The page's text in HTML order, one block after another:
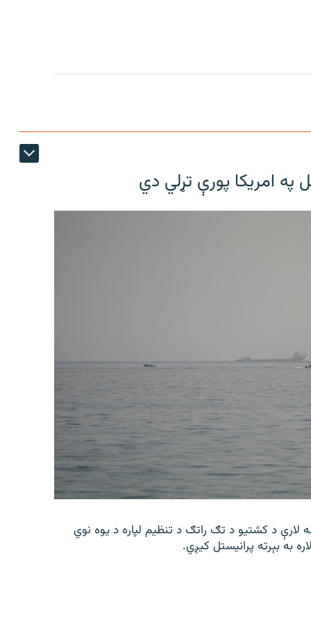
په امریکا پورې تړلي دي
د کشتیو د تګ راتګ د تنظیم لپاره د یوه نوي
به بېرته پرانیستل کیږي.